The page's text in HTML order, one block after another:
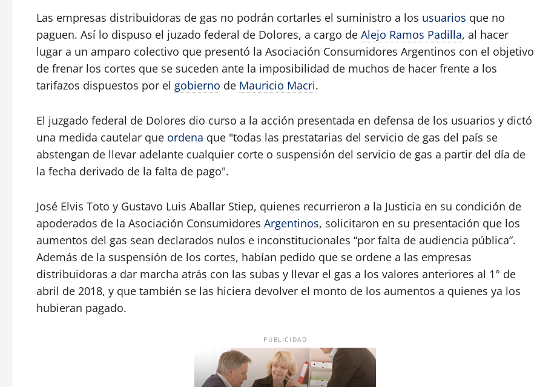
Las empresas distribuidoras de gas no podrán cortarles el suministro a los usuarios que no
paguen. Así lo dispuso el juzado federal de Dolores, a cargo de Alejo Ramos Padilla, al hacer
lugar a un amparo colectivo que presentó la Asociación Consumidores Argentinos con el objetivo
de frenar los cortes que se suceden ante la imposibilidad de muchos de hacer frente a los
tarifazos dispuestos por el gobierno de Mauricio Macri.
El juzgado federal de Dolores dio curso a la acción presentada en defensa de los usuarios y dictó
una medida cautelar que ordena que "todas las prestatarias del servicio de gas del país se
abstengan de llevar adelante cualquier corte o suspensión del servicio de gas a partir del día de
la fecha derivado de la falta de pago".
José Elvis Toto y Gustavo Luis Aballar Stiep, quienes recurrieron a la Justicia en su condición de
apoderados de la Asociación Consumidores Argentinos, solicitaron en su presentación que los
aumentos del gas sean declarados nulos e inconstitucionales “por falta de audiencia pública”.
Además de la suspensión de los cortes, habían pedido que se ordene a las empresas
distribuidoras a dar marcha atrás con las subas y llevar el gas a los valores anteriores al 1° de
abril de 2018, y que también se las hiciera devolver el monto de los aumentos a quienes ya los
hubieran pagado.
PUBLICIDAD